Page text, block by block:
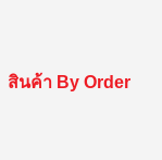
สินค้า By Order